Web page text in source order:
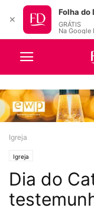
Igreja
Igreja
Dia do
✕
Folha do
GRÁTIS
Na Google